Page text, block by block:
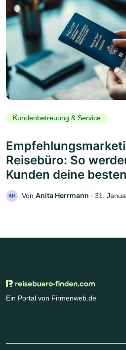
Kundenbetreuung & Service
Reisebüro: So
Kunden deine
AH Von Anita Herrmann ‧ 31.
Ein Portal von Firmenweb.de